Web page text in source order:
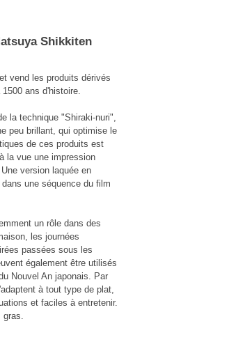
Shikkiten
vend les produits dérivés
ans d'histoire.
la technique "Shiraki-nuri",
peu brillant, qui optimise le
de ces produits est
la vue une impression
version laquée en
une séquence du film
un rôle dans des
les journées
passées sous les
également être utilisés
Nouvel An japonais. Par
à tout type de plat,
et faciles à entretenir.
gras.